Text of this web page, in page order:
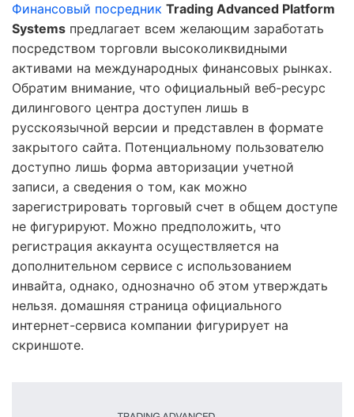
Финансовый посредник Trading Advanced Platform
Systems предлагает всем желающим заработать
посредством торговли высоколиквидными
активами на международных финансовых рынках.
Обратим внимание, что официальный веб-ресурс
дилингового центра доступен лишь в
русскоязычной версии и представлен в формате
закрытого сайта. Потенциальному пользователю
доступно лишь форма авторизации учетной
записи, а сведения о том, как можно
зарегистрировать торговый счет в общем доступе
не фигурируют. Можно предположить, что
регистрация аккаунта осуществляется на
дополнительном сервисе с использованием
инвайта, однако, однозначно об этом утверждать
нельзя. домашняя страница официального
интернет-сервиса компании фигурирует на
скриншоте.